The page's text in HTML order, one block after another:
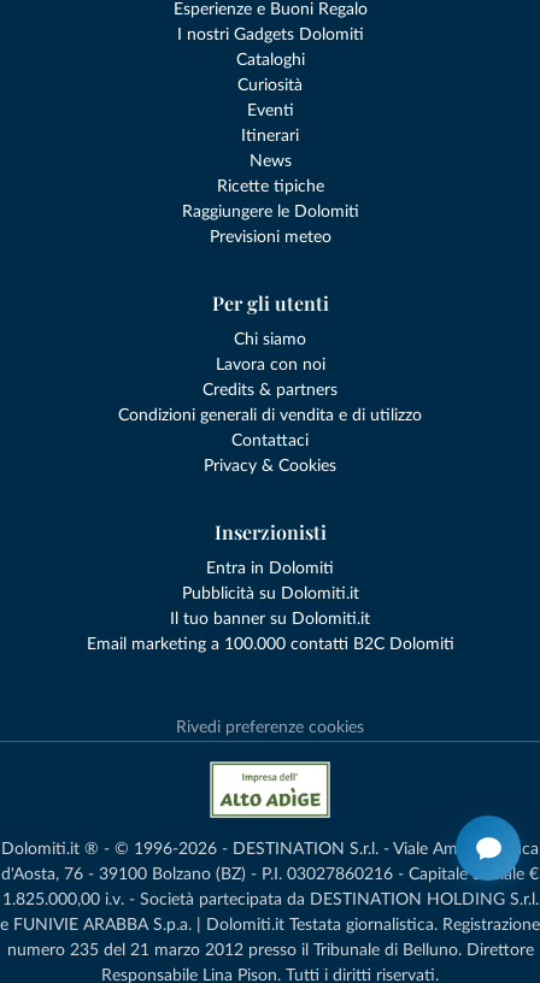
Esperienze e Buoni Regalo
I nostri Gadgets Dolomiti
Cataloghi
Curiosità
Eventi
Itinerari
News
Ricette tipiche
Raggiungere le Dolomiti
Previsioni meteo
Per gli utenti
Chi siamo
Lavora con noi
Credits & partners
Condizioni generali di vendita e di utilizzo
Contattaci
Privacy & Cookies
Inserzionisti
Entra in Dolomiti
Pubblicità su Dolomiti.it
Il tuo banner su Dolomiti.it
Email marketing a 100.000 contatti B2C Dolomiti
Rivedi preferenze cookies
Dolomiti.it ® - © 1996-2026 - DESTINATION S.r.l. - Viale Amedeo Duca
d'Aosta, 76 - 39100 Bolzano (BZ) - P.I. 03027860216 - Capitale Sociale €
1.825.000,00 i.v. - Società partecipata da DESTINATION HOLDING S.r.l.
e FUNIVIE ARABBA S.p.a. | Dolomiti.it Testata giornalistica. Registrazione
numero 235 del 21 marzo 2012 presso il Tribunale di Belluno.­ Direttore
Responsabile Lina Pison. Tutti i diritti riservati.